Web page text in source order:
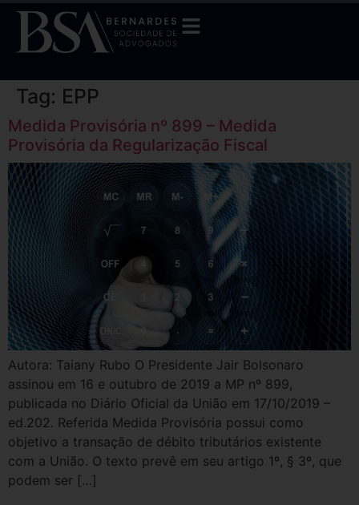
Tag: EPP
Medida Provisória nº 899 – Medida
Provisória da Regularização Fiscal
Autora: Taiany Rubo O Presidente Jair Bolsonaro
assinou em 16 e outubro de 2019 a MP nº 899,
publicada no Diário Oficial da União em 17/10/2019 –
ed.202. Referida Medida Provisória possui como
objetivo a transação de débito tributários existente
com a União. O texto prevê em seu artigo 1º, § 3º, que
podem ser […]